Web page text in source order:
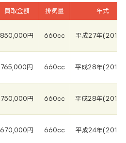
買取金額 排気量 年式
850,000円 660cc 平成27年(2015
765,000円 660cc 平成28年(2016
750,000円 660cc 平成28年(2016
670,000円 660cc 平成24年(2013